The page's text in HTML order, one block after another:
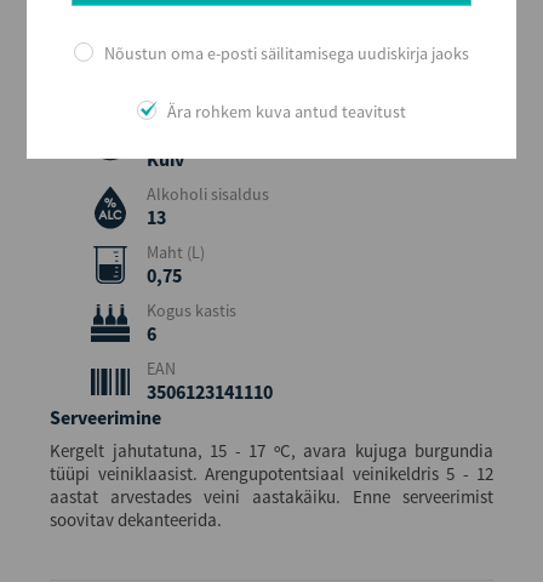
Tugev ja vürtsikas
Kuiv
Alkoholi sisaldus
13
Maht (L)
0,75
Kogus kastis
6
EAN
3506123141110
Serveerimine
Kergelt jahutatuna, 15 - 17 ºC, avara kujuga burgundia
tüüpi veiniklaasist. Arengupotentsiaal veinikeldris 5 - 12
aastat arvestades veini aastakäiku. Enne serveerimist
soovitav dekanteerida.
Nõustun oma e-posti säilitamisega uudiskirja jaoks
Ära rohkem kuva antud teavitust